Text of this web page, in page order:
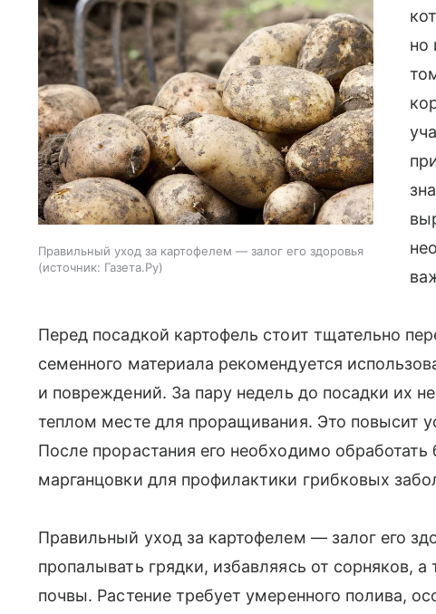
Правильный уход за картофелем — залог его здоровья
источник: Газета.Ру
но
Перед посадкой картофель стоит тщательно
семенного материала рекомендуется
и повреждений. За пару недель до посадки их
теплом месте для проращивания. Это повысит
После прорастания его необходимо
марганцовки для профилактики грибковых
Правильный уход за картофелем — залог его
пропалывать грядки, избавляясь от сорняков,
почвы. Растение требует умеренного полива,